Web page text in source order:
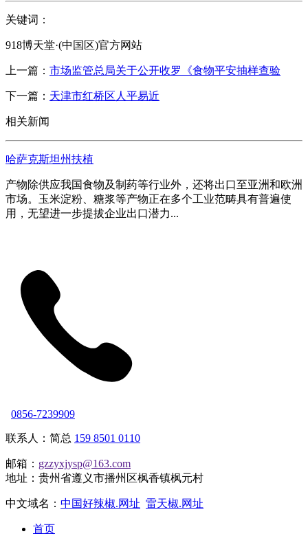
关键词：
918博天堂·(中国区)官方网站
上一篇： 市场监管总局关于公开收罗《食物平安抽样查验
下一篇： 天津市红桥区人平易近
相关新闻
哈萨克斯坦州扶植
产物除供应我国食物及制药等行业外，还将出口至亚洲和欧洲
市场。玉米淀粉、糖浆等产物正在多个工业范畴具有普遍使
用，无望进一步提拔企业出口潜力...
0856-7239909
联系人：简总 159 8501 0110
邮箱： gzzyxjysp@163.com
地址：贵州省遵义市播州区枫香镇枫元村
中文域名： 中国好辣椒.网址 雷天椒.网址
首页